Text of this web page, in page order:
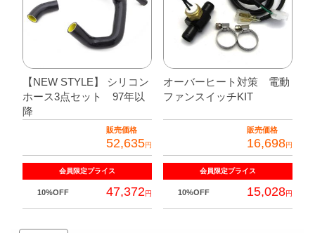
【NEW STYLE】 シリコン
ホース3点セット 97年以
降
販売価格
52,635円
会員限定プライス
10%OFF 47,372円
オーバーヒート対策 電動
ファンスイッチKIT
販売価格
16,698円
会員限定プライス
10%OFF 15,028円